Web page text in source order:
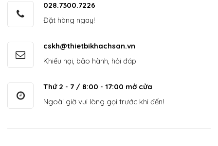
028.7300.7226
Đặt hàng ngay!
cskh@thietbikhachsan.vn
Khiếu nại, bảo hành, hỏi đáp
Thứ 2 - 7 / 8:00 - 17:00 mở cửa
Ngoài giờ vui lòng gọi trước khi đến!